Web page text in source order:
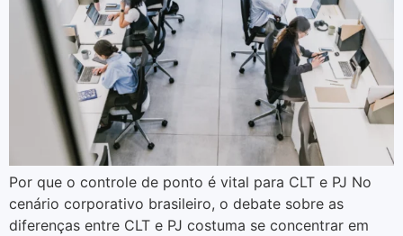
Por que o controle de ponto é vital para CLT e PJ No
cenário corporativo brasileiro, o debate sobre as
diferenças entre CLT e PJ costuma se concentrar em